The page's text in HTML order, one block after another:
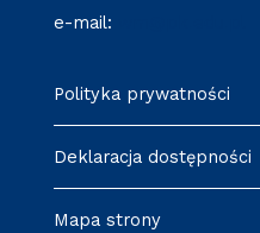
e-mail:
Polityka prywatności
Deklaracja dostępności
Mapa strony